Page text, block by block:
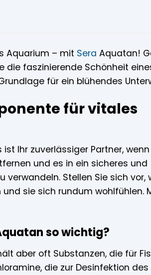
Aquarium – mit Sera Aquatan!
die faszinierende Schönheit
für ein blühendes
für vitales
ist Ihr zuverlässiger Partner,
und es in ein sicheres und
Stellen Sie sich vor,
sie sich rundum wohlfühlen.
so wichtig?
aber oft Substanzen, die für
die zur Desinfektion des